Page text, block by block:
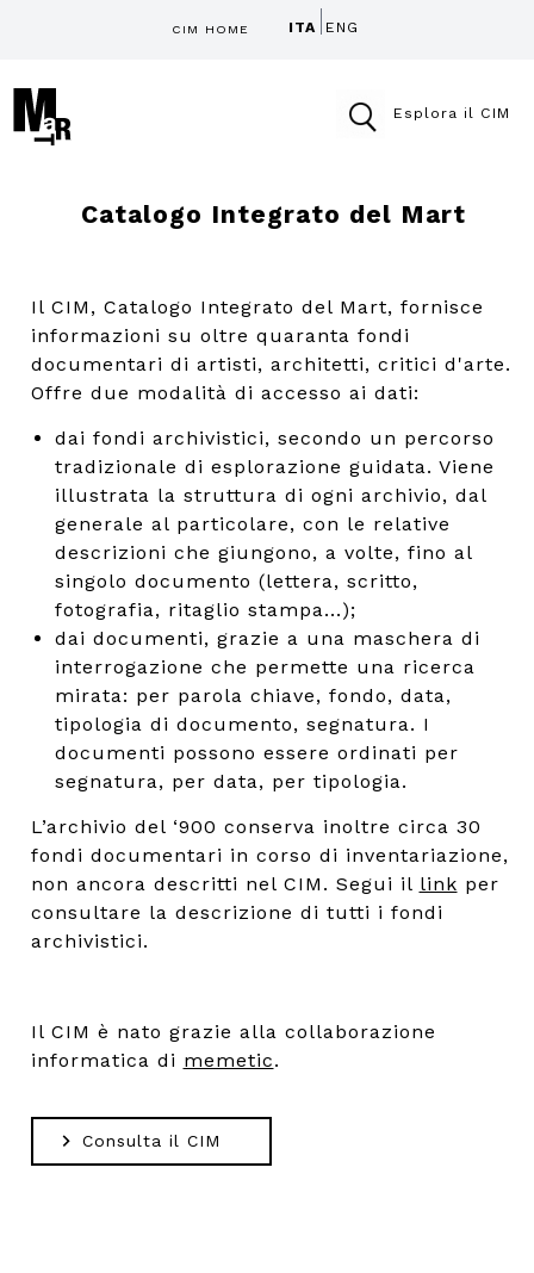
CIM HOME ITA ENG
Esplora il CIM
Catalogo Integrato del Mart
Il CIM, Catalogo Integrato del Mart, fornisce
informazioni su oltre quaranta fondi
documentari di artisti, architetti, critici d'arte.
Offre due modalità di accesso ai dati:
dai fondi archivistici, secondo un percorso
tradizionale di esplorazione guidata. Viene
illustrata la struttura di ogni archivio, dal
generale al particolare, con le relative
descrizioni che giungono, a volte, fino al
singolo documento (lettera, scritto,
fotografia, ritaglio stampa...);
dai documenti, grazie a una maschera di
interrogazione che permette una ricerca
mirata: per parola chiave, fondo, data,
tipologia di documento, segnatura. I
documenti possono essere ordinati per
segnatura, per data, per tipologia.
L’archivio del ‘900 conserva inoltre circa 30
fondi documentari in corso di inventariazione,
non ancora descritti nel CIM. Segui il link per
consultare la descrizione di tutti i fondi
archivistici.
Il CIM è nato grazie alla collaborazione
informatica di memetic.
Consulta il CIM